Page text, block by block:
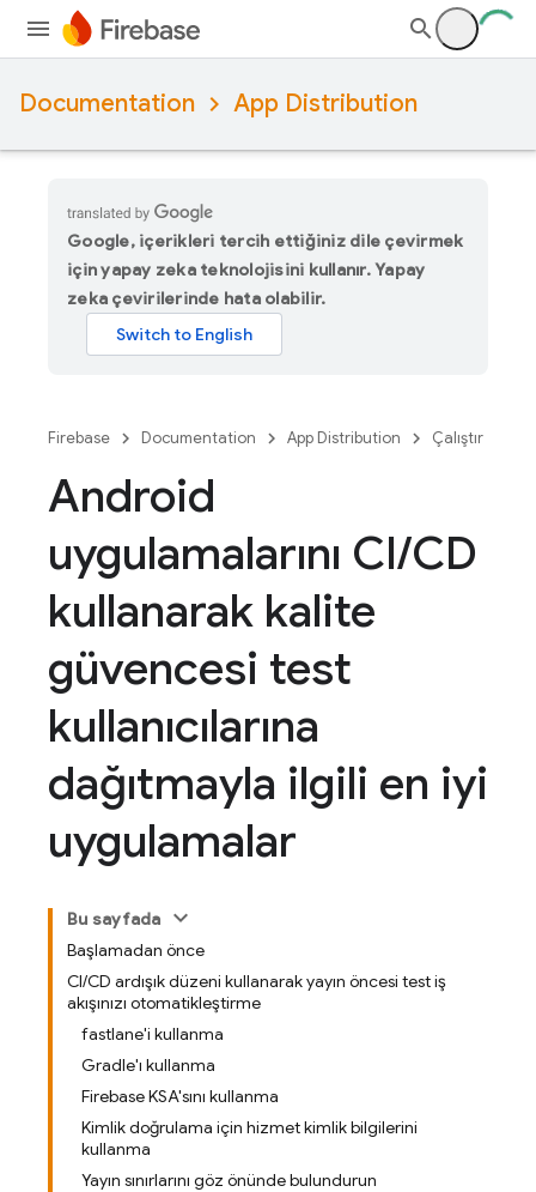
Documentation App Distribution
Google, içerikleri tercih ettiğiniz dile çevirmek
için yapay zeka teknolojisini kullanır. Yapay
zeka çevirilerinde hata olabilir.
Firebase Documentation App Distribution Çalıştır
Android
uygulamalarını CI/CD
kullanarak kalite
güvencesi test
kullanıcılarına
dağıtmayla ilgili en iyi
uygulamalar
Bu sayfada
Başlamadan önce
CI/CD ardışık düzeni kullanarak yayın öncesi test iş
akışınızı otomatikleştirme
fastlane'i kullanma
Gradle'ı kullanma
Firebase KSA'sını kullanma
Kimlik doğrulama için hizmet kimlik bilgilerini
kullanma
Yayın sınırlarını göz önünde bulundurun